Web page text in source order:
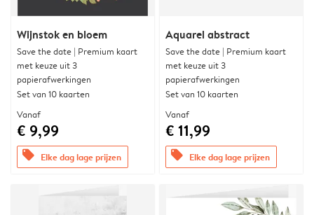
Wijnstok en bloem
Save the date | Premium kaart
met keuze uit 3
papierafwerkingen
Set van 10 kaarten
Vanaf
€ 9,99
offers Elke dag lage prijzen
Aquarel abstract
Save the date | Premium kaart
met keuze uit 3
papierafwerkingen
Set van 10 kaarten
Vanaf
€ 11,99
offers Elke dag lage prijzen